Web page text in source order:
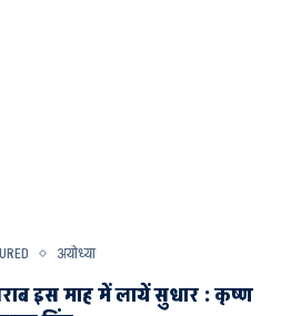
अयोध्या
इस माह में लायें सुधार : कृष्ण